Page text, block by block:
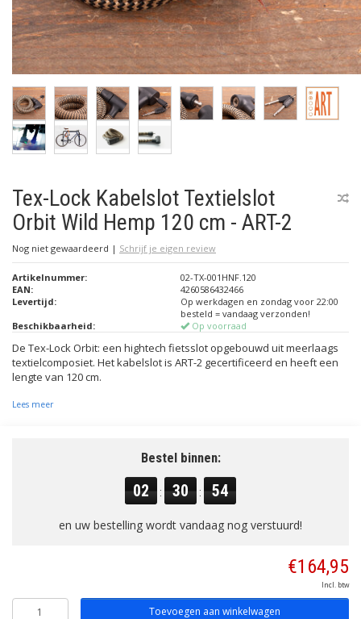
Tex-Lock Kabelslot Textielslot
Orbit Wild Hemp 120 cm - ART-2
Nog niet gewaardeerd | Schrijf je eigen review
Artikelnummer:
02-TX-001HNF.120
EAN:
4260586432466
Levertijd:
Op werkdagen en zondag voor 22:00
besteld = vandaag verzonden!
Beschikbaarheid:
Op voorraad
De Tex-Lock Orbit: een hightech fietsslot opgebouwd uit meerlaags
textielcomposiet. Het kabelslot is ART-2 gecertificeerd en heeft een
lengte van 120 cm.
Lees meer
Bestel binnen:
02 : 30 : 54
en uw bestelling wordt vandaag nog verstuurd!
€164,95
Incl. btw
Toevoegen aan winkelwagen